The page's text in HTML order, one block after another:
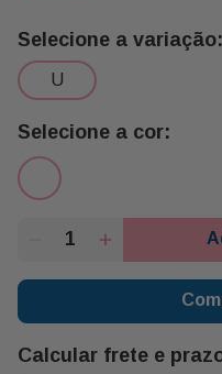
u
Calcular frete e